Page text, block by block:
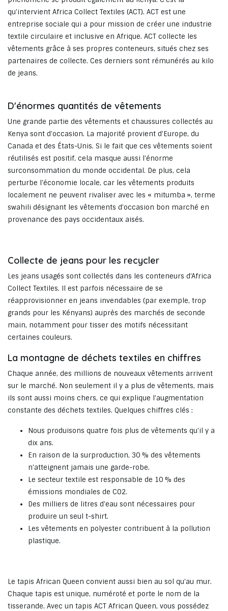
qu'intervient Africa Collect Textiles (ACT). ACT est une
entreprise sociale qui a pour mission de créer une industrie
textile circulaire et inclusive en Afrique. ACT collecte les
vêtements grâce à ses propres conteneurs, situés chez ses
partenaires de collecte. Ces derniers sont rémunérés au kilo
de jeans.
D'énormes quantités de vêtements
Une grande partie des vêtements et chaussures collectés au
Kenya sont d'occasion. La majorité provient d'Europe, du
Canada et des États-Unis. Si le fait que ces vêtements soient
réutilisés est positif, cela masque aussi l'énorme
surconsommation du monde occidental. De plus, cela
perturbe l'économie locale, car les vêtements produits
localement ne peuvent rivaliser avec les « mitumba », terme
swahili désignant les vêtements d'occasion bon marché en
provenance des pays occidentaux aisés.
Collecte de jeans pour les recycler
Les jeans usagés sont collectés dans les conteneurs d'Africa
Collect Textiles. Il est parfois nécessaire de se
réapprovisionner en jeans invendables (par exemple, trop
grands pour les Kényans) auprès des marchés de seconde
main, notamment pour tisser des motifs nécessitant
certaines couleurs.
La montagne de déchets textiles en chiffres
Chaque année, des millions de nouveaux vêtements arrivent
sur le marché. Non seulement il y a plus de vêtements, mais
ils sont aussi moins chers, ce qui explique l'augmentation
constante des déchets textiles. Quelques chiffres clés :
Nous produisons quatre fois plus de vêtements qu'il y a
dix ans.
En raison de la surproduction, 30 % des vêtements
n'atteignent jamais une garde-robe.
Le secteur textile est responsable de 10 % des
émissions mondiales de CO2.
Des milliers de litres d'eau sont nécessaires pour
produire un seul t-shirt.
Les vêtements en polyester contribuent à la pollution
plastique.
Le tapis African Queen convient aussi bien au sol qu'au mur.
Chaque tapis est unique, numéroté et porte le nom de la
tisserande. Avec un tapis ACT African Queen, vous possédez